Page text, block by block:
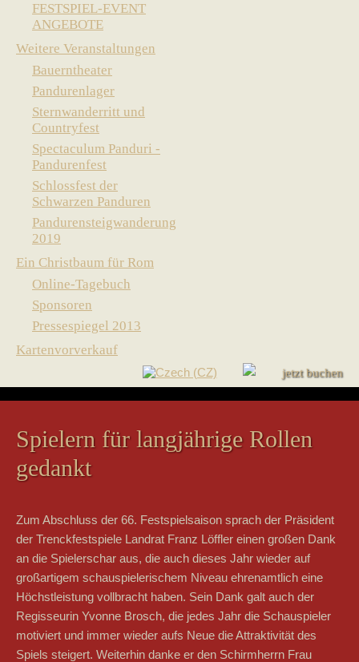
FESTSPIEL-EVENT
ANGEBOTE
Weitere Veranstaltungen
Bauerntheater
Pandurenlager
Sternwanderritt und
Countryfest
Spectaculum Panduri -
Pandurenfest
Schlossfest der
Schwarzen Panduren
Pandurensteigwanderung
2019
Ein Christbaum für Rom
Online-Tagebuch
Sponsoren
Pressespiegel 2013
Kartenvorverkauf
Spielern für langjährige Rollen
gedankt
Zum Abschluss der 66. Festspielsaison sprach der Präsident
der Trenckfestspiele Landrat Franz Löffler einen großen Dank
an die Spielerschar aus, die auch dieses Jahr wieder auf
großartigem schauspielerischem Niveau ehrenamtlich eine
Höchstleistung vollbracht haben. Sein Dank galt auch der
Regisseurin Yvonne Brosch, die jedes Jahr die Schauspieler
motiviert und immer wieder aufs Neue die Attraktivität des
Spiels steigert. Weiterhin danke er den Schirmherrn Frau